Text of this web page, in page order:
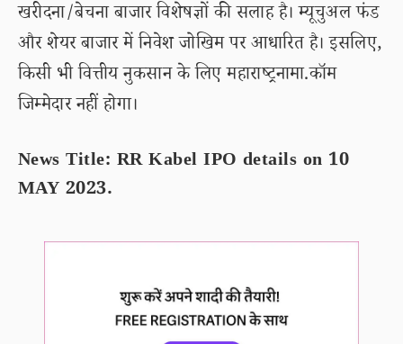
खरीदना/बेचना बाजार विशेषज्ञों की सलाह है। म्यूचुअल फंड
और शेयर बाजार में निवेश जोखिम पर आधारित है। इसलिए,
किसी भी वित्तीय नुकसान के लिए महाराष्ट्रनामा.कॉम
जिम्मेदार नहीं होगा।
News Title: RR Kabel IPO details on 10
MAY 2023.